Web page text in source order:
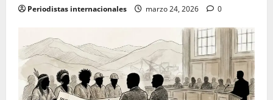
Periodistas internacionales marzo 24, 2026 0